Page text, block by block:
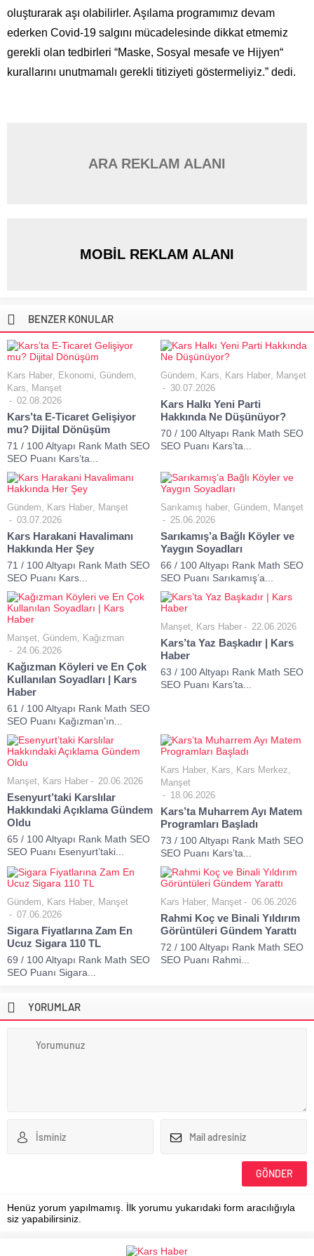
oluşturarak aşı olabilirler. Aşılama programımız devam
ederken Covid-19 salgını mücadelesinde dikkat etmemiz
gerekli olan tedbirleri “Maske, Sosyal mesafe ve Hijyen“
kurallarını unutmamalı gerekli titiziyeti göstermeliyiz.” dedi.
ARA REKLAM ALANI
MOBİL REKLAM ALANI
BENZER KONULAR
Kars Haber, Ekonomi, Gündem,
Kars, Manşet
02.08.2026
Kars’ta E-Ticaret Gelişiyor
mu? Dijital Dönüşüm
71 / 100 Altyapı Rank Math SEO
SEO Puanı Kars’ta...
Gündem, Kars, Kars Haber, Manşet
30.07.2026
Kars Halkı Yeni Parti
Hakkında Ne Düşünüyor?
70 / 100 Altyapı Rank Math SEO
SEO Puanı Kars’ta...
Gündem, Kars Haber, Manşet
03.07.2026
Kars Harakani Havalimanı
Hakkında Her Şey
71 / 100 Altyapı Rank Math SEO
SEO Puanı Kars...
Sarıkamış haber, Gündem, Manşet
25.06.2026
Sarıkamış’a Bağlı Köyler ve
Yaygın Soyadları
66 / 100 Altyapı Rank Math SEO
SEO Puanı Sarıkamış’a...
Manşet, Gündem, Kağızman
24.06.2026
Kağızman Köyleri ve En Çok
Kullanılan Soyadları | Kars
Haber
61 / 100 Altyapı Rank Math SEO
SEO Puanı Kağızman’ın...
Manşet, Kars Haber 22.06.2026
Kars’ta Yaz Başkadır | Kars
Haber
63 / 100 Altyapı Rank Math SEO
SEO Puanı Kars’ta...
Manşet, Kars Haber 20.06.2026
Esenyurt’taki Karslılar
Hakkındaki Açıklama Gündem
Oldu
65 / 100 Altyapı Rank Math SEO
SEO Puanı Esenyurt’taki...
Kars Haber, Kars, Kars Merkez,
Manşet
18.06.2026
Kars’ta Muharrem Ayı Matem
Programları Başladı
73 / 100 Altyapı Rank Math SEO
SEO Puanı Kars’ta...
Gündem, Kars Haber, Manşet
07.06.2026
Sigara Fiyatlarına Zam En
Ucuz Sigara 110 TL
69 / 100 Altyapı Rank Math SEO
SEO Puanı Sigara...
Kars Haber, Manşet 06.06.2026
Rahmi Koç ve Binali Yıldırım
Görüntüleri Gündem Yarattı
72 / 100 Altyapı Rank Math SEO
SEO Puanı Rahmi...
YORUMLAR
Henüz yorum yapılmamış. İlk yorumu yukarıdaki form aracılığıyla
siz yapabilirsiniz.